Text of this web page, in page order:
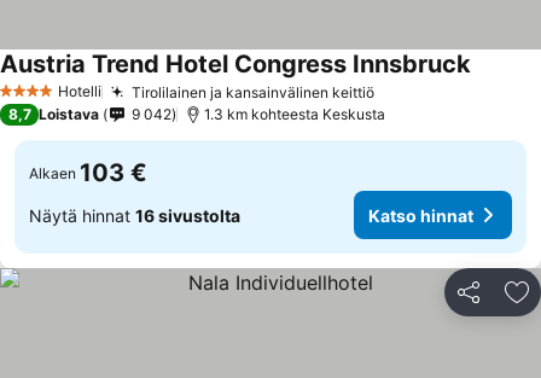
4 Tähtiluokitus
Hotelli Tirolilainen ja kansainvälinen keittiö
Austria Trend Hotel Congress Innsbruck
8,7 Loistava 9 042 1.3 km kohteesta Keskusta
Alkaen 103 €
Näytä hinnat 16 sivustolta Katso hinnat
Jaa